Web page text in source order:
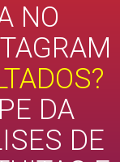
NO
DA
DE